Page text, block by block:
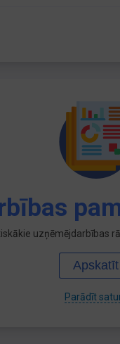
uzņēmējdarbības
Apskatīt
Parādīt